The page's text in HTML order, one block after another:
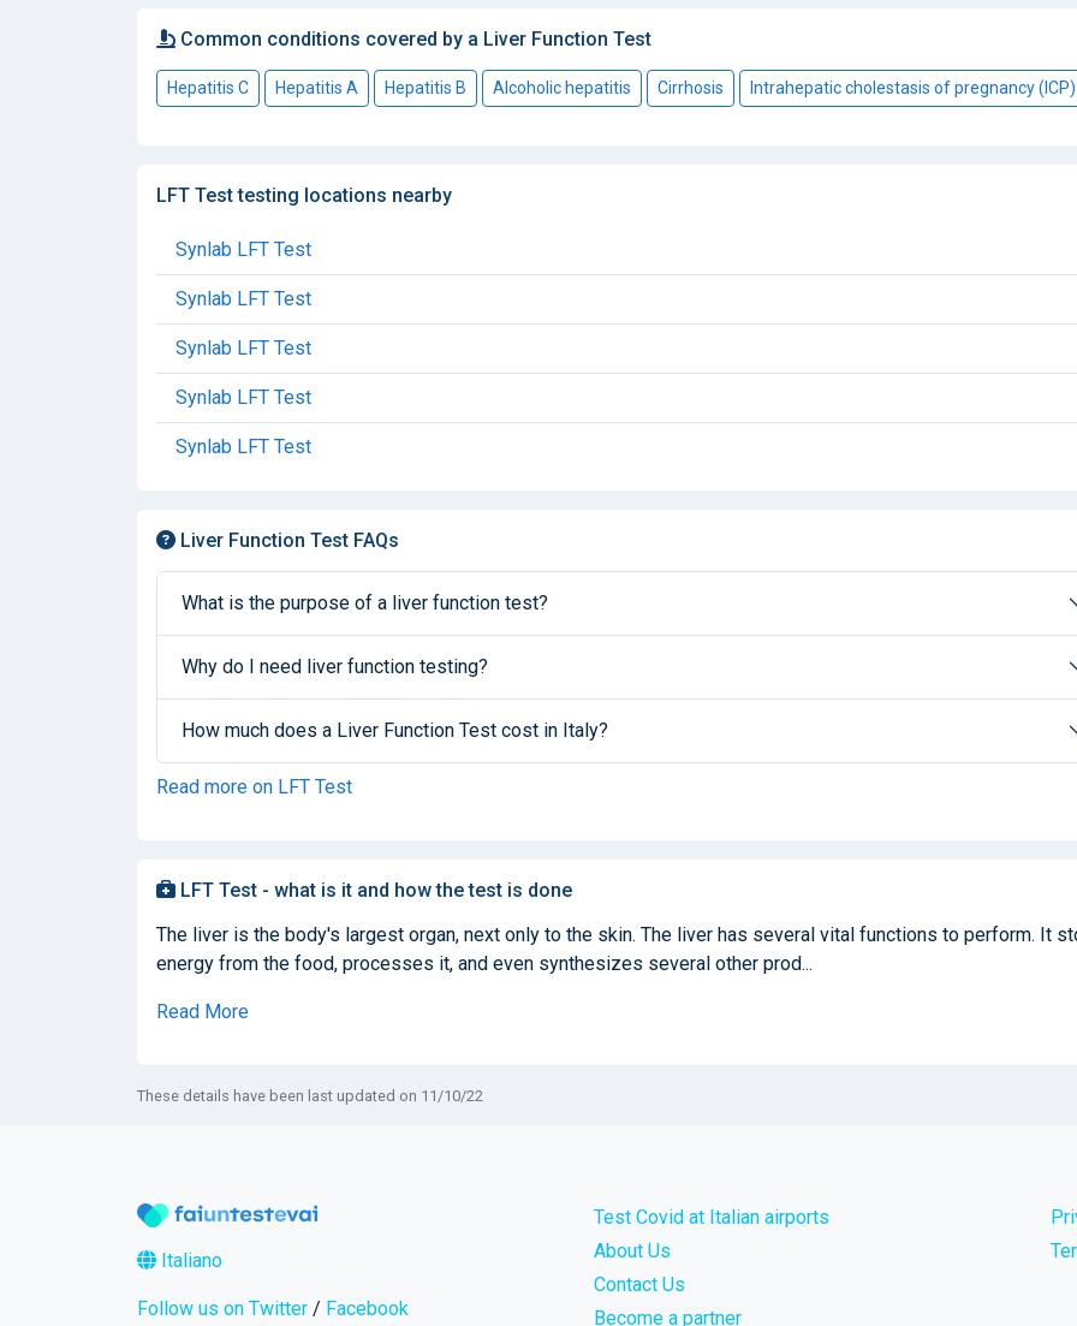
Common conditions covered by a Liver Function Test
Hepatitis C Hepatitis A Hepatitis B Alcoholic hepatitis Cirrhosis Intrahepatic cholestasis of pregnancy (ICP)
LFT Test testing locations nearby
Synlab LFT Test
Synlab LFT Test
Synlab LFT Test
Synlab LFT Test
Synlab LFT Test
Liver Function Test FAQs
What is the purpose of a liver function test?
Why do I need liver function testing?
How much does a Liver Function Test cost in Italy?
Read more on LFT Test
LFT Test - what is it and how the test is done
The liver is the body's largest organ, next only to the skin. The liver has several vital functions to perform. It
energy from the food, processes it, and even synthesizes several other prod...
Read More
These details have been last updated on 11/10/22
Italiano
Follow us on Twitter / Facebook
Test Covid at Italian airports
About Us
Contact Us
Become a partner